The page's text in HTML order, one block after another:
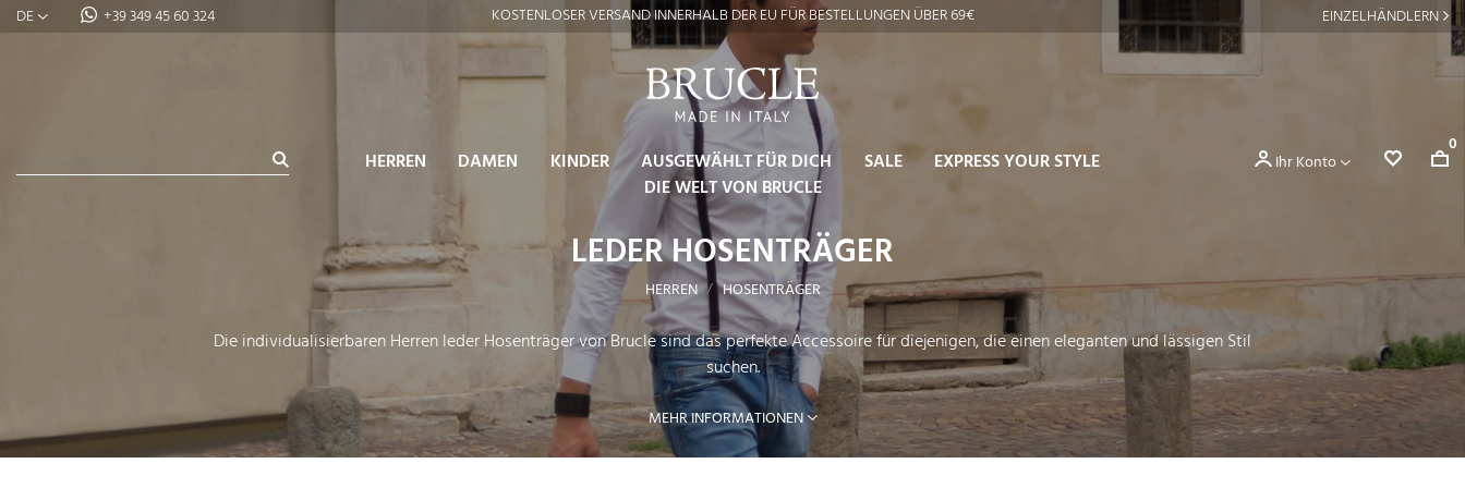
DE +39 349 45 60 324 KOSTENLOSER VERSAND INNERHALB DER EU FÜR BESTELLUNGEN ÜBER 69€ EINZELHÄNDLERN
HERREN DAMEN KINDER AUSGEWÄHLT FÜR DICH SALE
EXPRESS YOUR STYLE
DIE WELT VON BRUCLE
Ihr Konto
0
LEDER HOSENTRÄGER
HERREN HOSENTRÄGER
Die individualisierbaren Herren leder Hosenträger von Brucle sind das perfekte Accessoire für diejenigen, die einen eleganten und lässigen Stil
suchen.
MEHR INFORMATIONEN